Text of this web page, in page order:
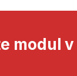
modul